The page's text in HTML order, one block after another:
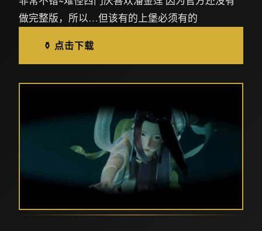
做完整版，所以…但该有的上堡必须有的
⚱️ 点击下载